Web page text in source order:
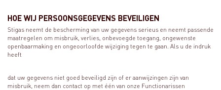
HOE WIJ PERSOONSGEGEVENS BEVEILIGEN
Stigas neemt de bescherming van uw gegevens serieus en neemt passende
maatregelen om misbruik, verlies, onbevoegde toegang, ongewenste
openbaarmaking en ongeoorloofde wijziging tegen te gaan. Als u de indruk
heeft
dat uw gegevens niet goed beveiligd zijn of er aanwijzingen zijn van
misbruik, neem dan contact op met één van onze Functionarissen